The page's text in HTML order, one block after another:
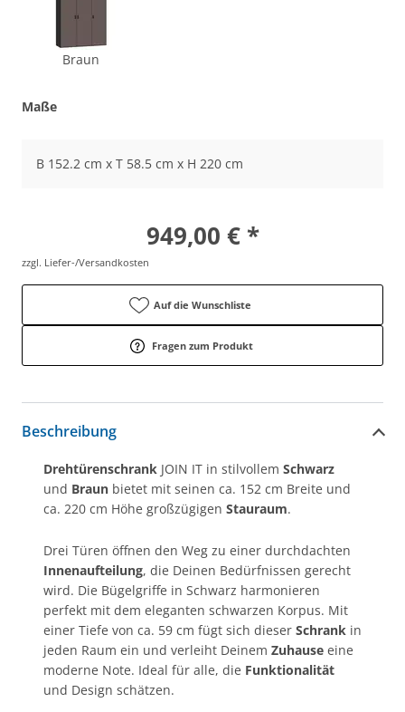
Braun
Maße
B 152.2 cm x T 58.5 cm x H 220 cm
949,00 € *
zzgl. Liefer-/Versandkosten
Auf die Wunschliste
Fragen zum Produkt
Beschreibung
Drehtürenschrank JOIN IT in stilvollem Schwarz
und Braun bietet mit seinen ca. 152 cm Breite und
ca. 220 cm Höhe großzügigen Stauraum.
Drei Türen öffnen den Weg zu einer durchdachten
Innenaufteilung, die Deinen Bedürfnissen gerecht
wird. Die Bügelgriffe in Schwarz harmonieren
perfekt mit dem eleganten schwarzen Korpus. Mit
einer Tiefe von ca. 59 cm fügt sich dieser Schrank in
jeden Raum ein und verleiht Deinem Zuhause eine
moderne Note. Ideal für alle, die Funktionalität
und Design schätzen.